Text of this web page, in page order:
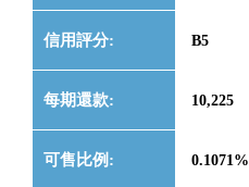
B5
10,225
0.1071%